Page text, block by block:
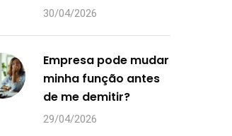
30/04/2026
Empresa pode mudar
minha função antes
de me demitir?
29/04/2026